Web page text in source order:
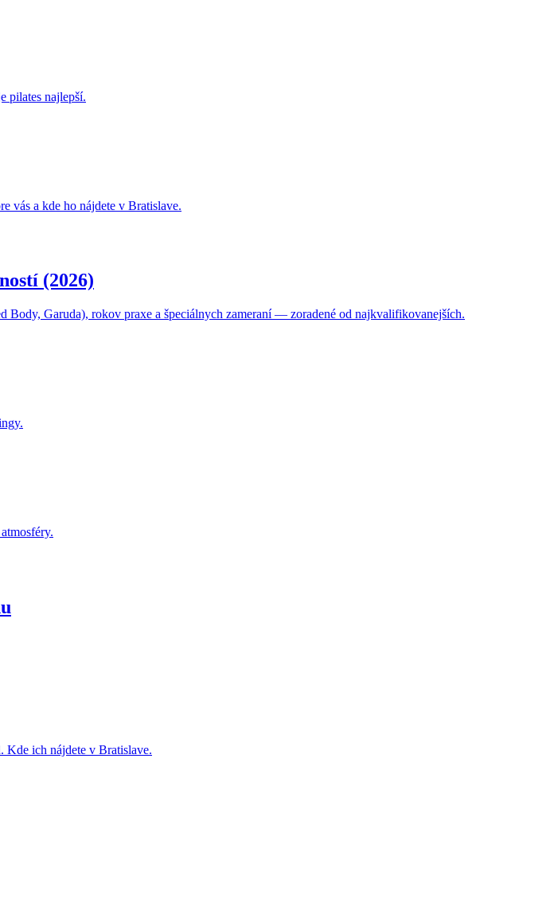
pilates najlepší.
vás a kde ho nájdete v Bratislave.
(2026)
Garuda), rokov praxe a špeciálnych zameraní — zoradené od najkvalifikovanejších.
Kde ich nájdete v Bratislave.